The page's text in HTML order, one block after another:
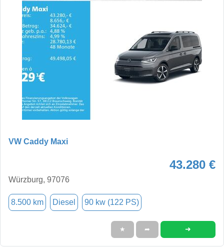
VW Caddy Maxi
43.280 €
Würzburg, 97076
8.500 km Diesel 90 kw (122 PS)
★ ➦ ➜